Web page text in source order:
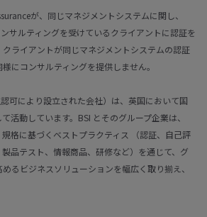
が、同じマネジメントシステムに関し、
サルティングを受けているクライアントに認証を
ライアントが同じマネジメントシステムの認証
にコンサルティングを提供しません。
可により設立された会社）は、英国において国
活動しています。BSI とそのグループ企業は、
格に基づくベストプラクティス （認証、自己評
品テスト、情報商品、研修など）を通じて、グ
るビジネスソリューションを幅広く取り揃え、